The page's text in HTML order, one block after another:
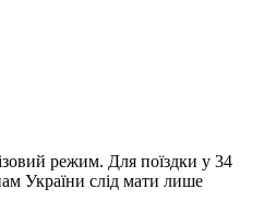
режим. Для поїздки у 34
України слід мати лише